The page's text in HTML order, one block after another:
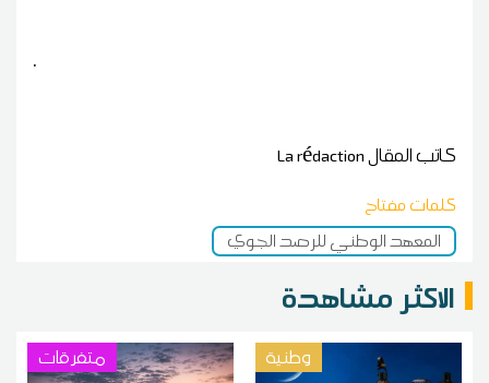
.
كاتب المقالLa rédaction
كلمات مفتاح
المعهد الوطني للرصد الجوي
الاكثر مشاهدة
وطنية متفرقات